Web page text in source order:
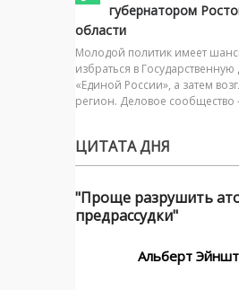
губернатором
области
Молодой политик имеет
избраться в
«Единой России», а затем
регион. Деловое
ЦИТАТА ДНЯ
"Проще разрушить
предрассудки"
Альберт